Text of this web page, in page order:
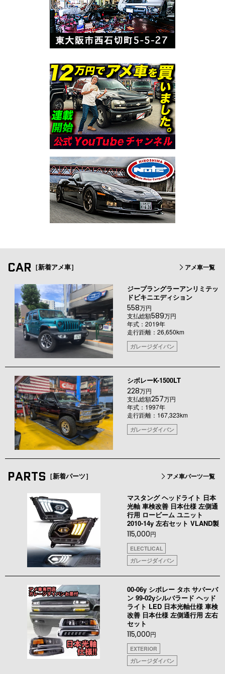
CAR ［新着アメ車］ アメ車一覧
ジープラングラーアンリミテッ
ドビキニエディション
558万円
支払総額589万円
年式：2019年
走行距離：26,650km
ガレージダイバン
シボレーK-1500LT
228万円
支払総額257万円
年式：1997年
走行距離：167,323km
ガレージダイバン
PARTS ［新着パーツ］ アメ車パーツ一覧
マスタング ヘッドライト 日本
光軸 車検改善 日本仕様 左側通
行用 ロービーム ユニット
2010-14y 左右セット VLAND製
115,000円
ELECTLICAL
ガレージダイバン
00-06y シボレー タホ サバーバ
ン 99-02yシルバラード ヘッド
ライト LED 日本光軸仕様 車検
改善 日本仕様 左側通行用 左右
セット
115,000円
EXTERIOR
ガレージダイバン